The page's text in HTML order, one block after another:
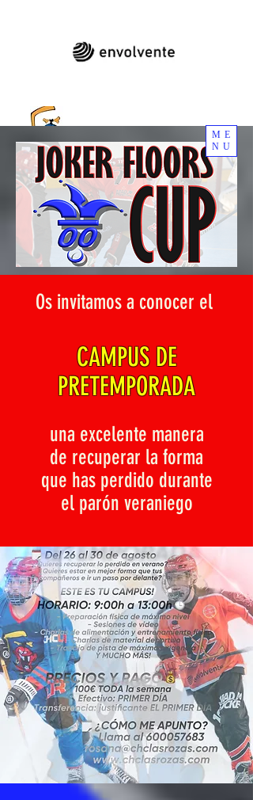
ME
NU
CLUB DE HOCKEY DE LOS CANÍBALES DE
LAS ROZAS
Os invitamos a conocer el
CAMPUS DE
PRETEMPORADA
una excelente manera
de recuperar la forma
que has perdido durante
el parón veraniego